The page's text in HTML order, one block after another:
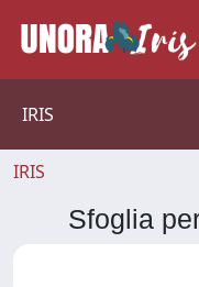
IRIS
IRIS
Sfoglia